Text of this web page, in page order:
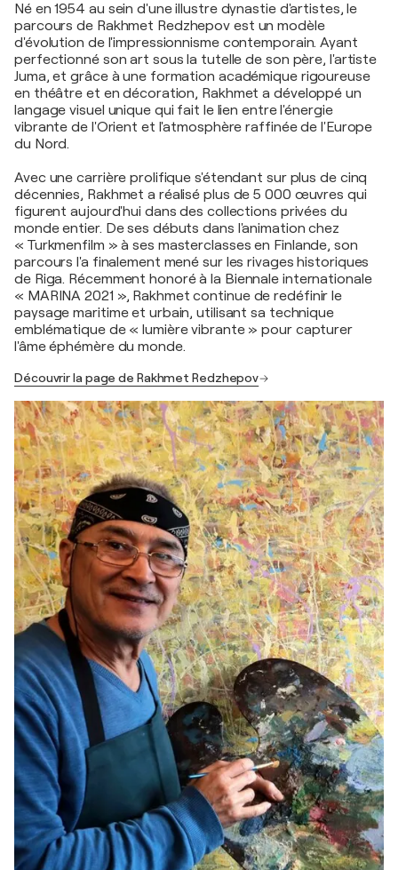
Né en 1954 au sein d'une illustre dynastie d'artistes, le
parcours de Rakhmet Redzhepov est un modèle
d'évolution de l'impressionnisme contemporain. Ayant
perfectionné son art sous la tutelle de son père, l'artiste
Juma, et grâce à une formation académique rigoureuse
en théâtre et en décoration, Rakhmet a développé un
langage visuel unique qui fait le lien entre l'énergie
vibrante de l'Orient et l'atmosphère raffinée de l'Europe
du Nord.
Avec une carrière prolifique s'étendant sur plus de cinq
décennies, Rakhmet a réalisé plus de 5 000 œuvres qui
figurent aujourd'hui dans des collections privées du
monde entier. De ses débuts dans l'animation chez
« Turkmenfilm » à ses masterclasses en Finlande, son
parcours l'a finalement mené sur les rivages historiques
de Riga. Récemment honoré à la Biennale internationale
« MARINA 2021 », Rakhmet continue de redéfinir le
paysage maritime et urbain, utilisant sa technique
emblématique de « lumière vibrante » pour capturer
l'âme éphémère du monde.
Découvrir la page de Rakhmet Redzhepov